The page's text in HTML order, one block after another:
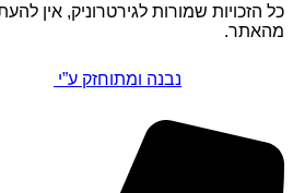
כל הזכויות שמורות לגירטרוניק, אין
מהאתר.
נבנה ומתוחזק ע”י